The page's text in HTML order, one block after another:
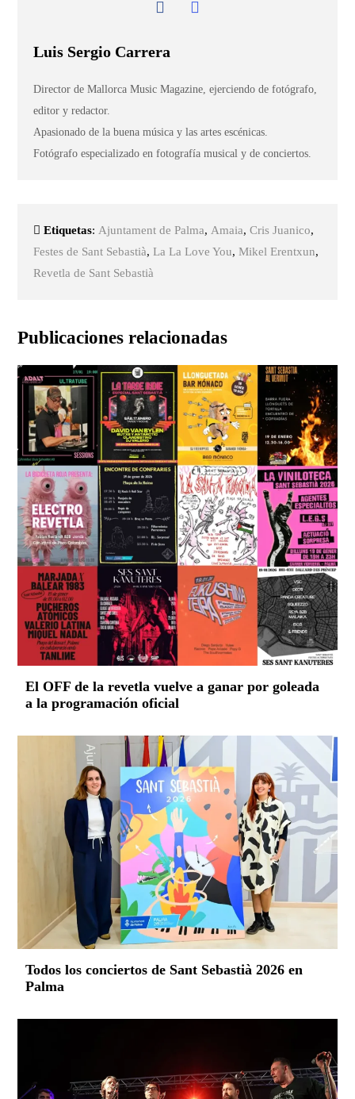
Luis Sergio Carrera
Director de Mallorca Music Magazine, ejerciendo de fotógrafo,
editor y redactor.
Apasionado de la buena música y las artes escénicas.
Fotógrafo especializado en fotografía musical y de conciertos.
Etiquetas: Ajuntament de Palma, Amaia,Cris Juanico,
Festes de Sant Sebastià,La La Love You,Mikel Erentxun,
Revetla de Sant Sebastià
Publicaciones relacionadas
El OFF de la revetla vuelve a ganar por goleada
a la programación oficial
Todos los conciertos de Sant Sebastià 2026 en
Palma